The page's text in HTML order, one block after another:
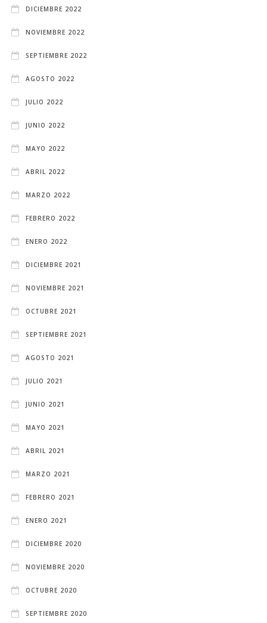
DICIEMBRE 2022
NOVIEMBRE 2022
SEPTIEMBRE 2022
AGOSTO 2022
JULIO 2022
JUNIO 2022
MAYO 2022
ABRIL 2022
MARZO 2022
FEBRERO 2022
ENERO 2022
DICIEMBRE 2021
NOVIEMBRE 2021
OCTUBRE 2021
SEPTIEMBRE 2021
AGOSTO 2021
JULIO 2021
JUNIO 2021
MAYO 2021
ABRIL 2021
MARZO 2021
FEBRERO 2021
ENERO 2021
DICIEMBRE 2020
NOVIEMBRE 2020
OCTUBRE 2020
SEPTIEMBRE 2020